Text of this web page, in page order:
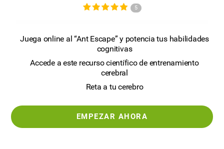
5
Juega online al “Ant Escape” y potencia tus habilidades
cognitivas
Accede a este recurso científico de entrenamiento
cerebral
Reta a tu cerebro
EMPEZAR AHORA